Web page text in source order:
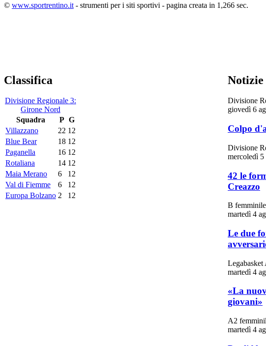
© www.sportrentino.it - strumenti per i siti sportivi - pagina creata in 1,266 sec.
Classifica
Divisione Regionale 3:
Girone Nord
Squadra
P G
Villazzano
22 12
Blue Bear
18 12
Paganella
16 12
Rotaliana
14 12
Maia Merano
6
12
Val di Fiemme
6
12
Europa Bolzano 2 12
Notizie
Divisione
giovedì 6
Colpo
Divisione
mercoledì 5
42 le
Creazzo
B femminile
martedì 4
Le due
Legabasket
martedì 4
«La
giovani»
A2
martedì 4